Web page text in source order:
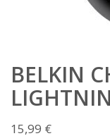
BELKIN
15,99 €